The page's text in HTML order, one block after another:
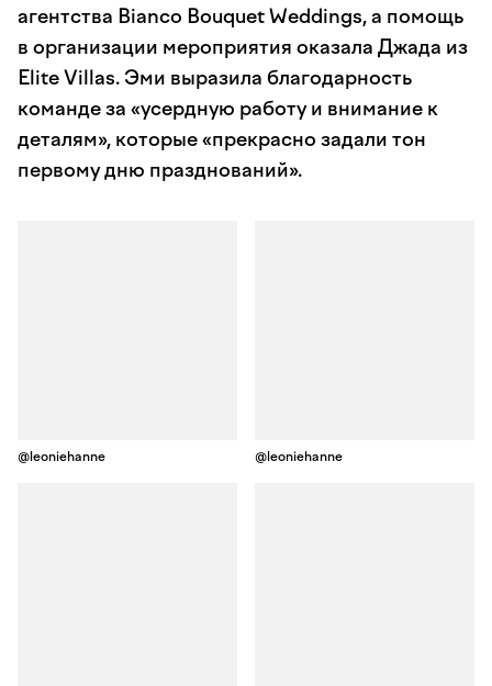
агентства Bianco Bouquet Weddings, а помощь
в организации мероприятия оказала Джада из
Elite Villas. Эми выразила благодарность
команде за «усердную работу и внимание к
деталям», которые «прекрасно задали тон
первому дню празднований».
@leoniehanne @leoniehanne